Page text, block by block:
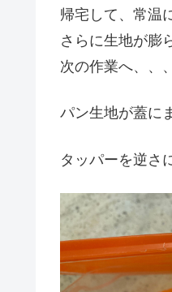
帰宅して、常温
さらに生地が膨
次の作業へ、、
パン生地が蓋に
タッパーを逆さ